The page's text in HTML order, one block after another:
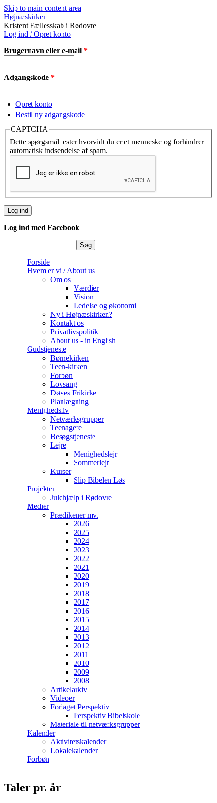
Skip to main content area
Højnæskirken
Kristent Fællesskab i Rødovre
Log ind / Opret konto
Brugernavn eller e-mail *
Adgangskode *
Opret konto
Bestil ny adgangskode
CAPTCHA
Dette spørgsmål tester hvorvidt du er et menneske og forhindrer
automatisk indsendelse af spam.
Log ind med Facebook
Forside
Hvem er vi / About us
Om os
Værdier
Vision
Ledelse og økonomi
Ny i Højnæskirken?
Kontakt os
Privatlivspolitik
About us - in English
Gudstjeneste
Børnekirken
Teen-kirken
Forbøn
Lovsang
Døves Frikirke
Planlægning
Menighedsliv
Netværksgrupper
Teenagere
Besøgstjeneste
Lejre
Menighedslejr
Sommerlejr
Kurser
Slip Bibelen Løs
Projekter
Julehjælp i Rødovre
Medier
Prædikener mv.
2026
2025
2024
2023
2022
2021
2020
2019
2018
2017
2016
2015
2014
2013
2012
2011
2010
2009
2008
Artikelarkiv
Videoer
Forlaget Perspektiv
Perspektiv Bibelskole
Materiale til netværksgrupper
Kalender
Aktivitetskalender
Lokalekalender
Forbøn
Taler pr. år